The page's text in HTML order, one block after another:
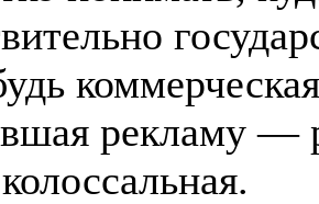
рекламу —